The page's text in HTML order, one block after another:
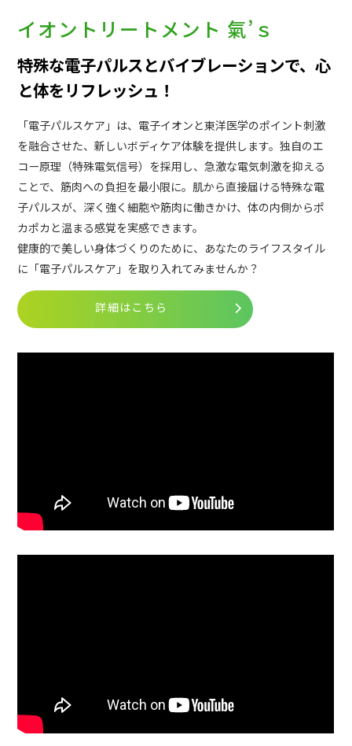
イオントリートメント 氣’ｓ
特殊な電子パルスとバイブレーションで、心
と体をリフレッシュ！
「電子パルスケア」は、電子イオンと東洋医学のポイント刺激
を融合させた、新しいボディケア体験を提供します。独自のエ
コー原理（特殊電気信号）を採用し、急激な電気刺激を抑える
ことで、筋肉への負担を最小限に。肌から直接届ける特殊な電
子パルスが、深く強く細胞や筋肉に働きかけ、体の内側からポ
カポカと温まる感覚を実感できます。
健康的で美しい身体づくりのために、あなたのライフスタイル
に「電子パルスケア」を取り入れてみませんか？
詳細はこちら